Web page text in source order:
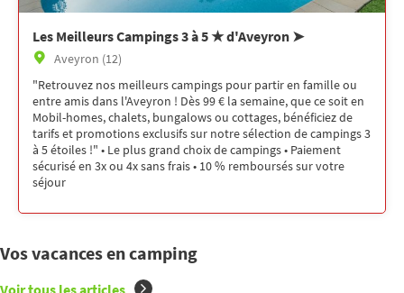
Les Meilleurs Campings 3 à 5 ★ d'Aveyron ➤
Aveyron (12)
"Retrouvez nos meilleurs campings pour partir en famille ou
entre amis dans l'Aveyron ! Dès 99 € la semaine, que ce soit en
Mobil-homes, chalets, bungalows ou cottages, bénéficiez de
tarifs et promotions exclusifs sur notre sélection de campings 3
à 5 étoiles !" • Le plus grand choix de campings • Paiement
sécurisé en 3x ou 4x sans frais • 10 % remboursés sur votre
séjour
Vos vacances en camping
Voir tous les articles